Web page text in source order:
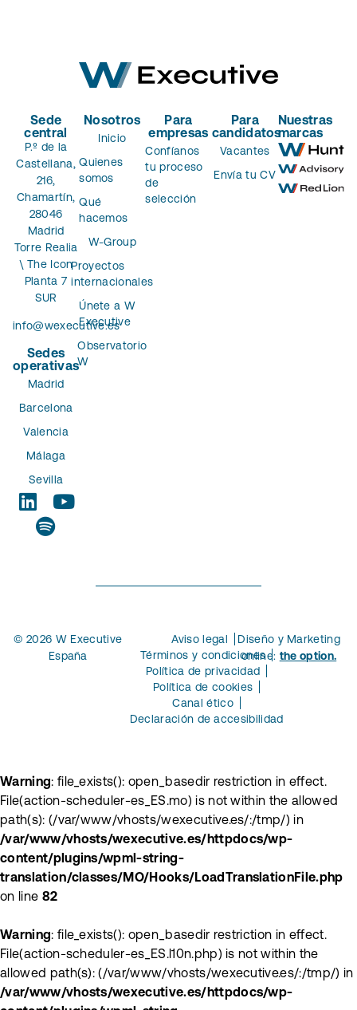
Sede
central
P.º de la
Castellana,
216,
Chamartín,
28046
Madrid
Torre Realia
\ The Icon
Planta 7
SUR
info@wexecutive.es
Sedes
operativas
Madrid
Barcelona
Valencia
Málaga
Sevilla
Nosotros
Inicio
Quienes
somos
Qué
hacemos
W-Group
Proyectos
internacionales
Únete a W
Executive
Observatorio
W
Para
empresas
Confíanos
tu proceso
de
selección
Para
candidatos
Vacantes
Envía tu CV
Nuestras
marcas
© 2026 W Executive
España
Aviso legal
Términos y condiciones
Política de privacidad
Política de cookies
Canal ético
Declaración de accesibilidad
Diseño y Marketing
online: the option.
Warning: file_exists(): open_basedir restriction in effect.
File(action-scheduler-es_ES.mo) is not within the allowed
path(s): (/var/www/vhosts/wexecutive.es/:/tmp/) in
/var/www/vhosts/wexecutive.es/httpdocs/wp-
content/plugins/wpml-string-
translation/classes/MO/Hooks/LoadTranslationFile.php
on line 82
Warning: file_exists(): open_basedir restriction in effect.
File(action-scheduler-es_ES.l10n.php) is not within the
allowed path(s): (/var/www/vhosts/wexecutive.es/:/tmp/) in
/var/www/vhosts/wexecutive.es/httpdocs/wp-